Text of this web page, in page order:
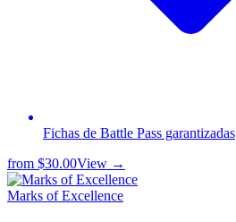
Fichas de Battle Pass garantizadas
from $30.00View →
Marks of Excellence